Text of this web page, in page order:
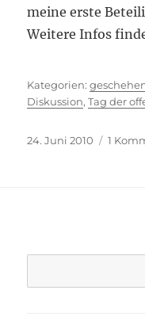
meine erste
Weitere Infos
Diskussion,Tag der
Veröffentlicht
24. Juni 2010 1